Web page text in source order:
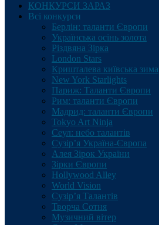
КОНКУРСИ ЗАРАЗ
Всі конкурси
Берлін: таланти Європи
Українська осінь золота
Різдвяна Зірка
London Stars
Кришталева київська зима
New York Starlights
Париж: Таланти Європи
Рим: таланти Європи
Мадрид: таланти Європи
Tokyo Art Ninja
Сеул: небо талантів
Сузір’я Україна-Європа
Алея Зірок України
Зірки Європи
Hollywood Alley
World Vision
Сузір’я Талантів
Творча Сотня
Музичний вітер